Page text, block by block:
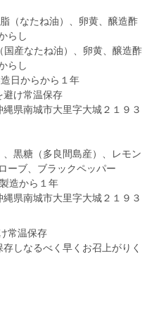
（なたね油）、卵黄、醸造酢
らし
産なたね油）、卵黄、醸造酢
らし
日からから１年
避け常温保存
県南城市大里字大城２１９３
黒糖（多良間島産）、レモン
ーブ、ブラックペッパー
造から１年
常温保存
しなるべく早くお召上がりく